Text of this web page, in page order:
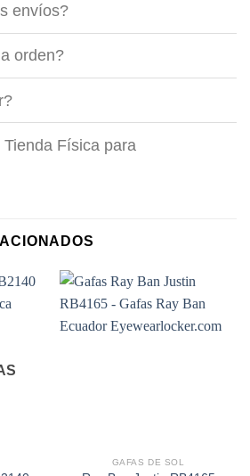
envíos?
orden?
Física para
GAFAS DE SOL